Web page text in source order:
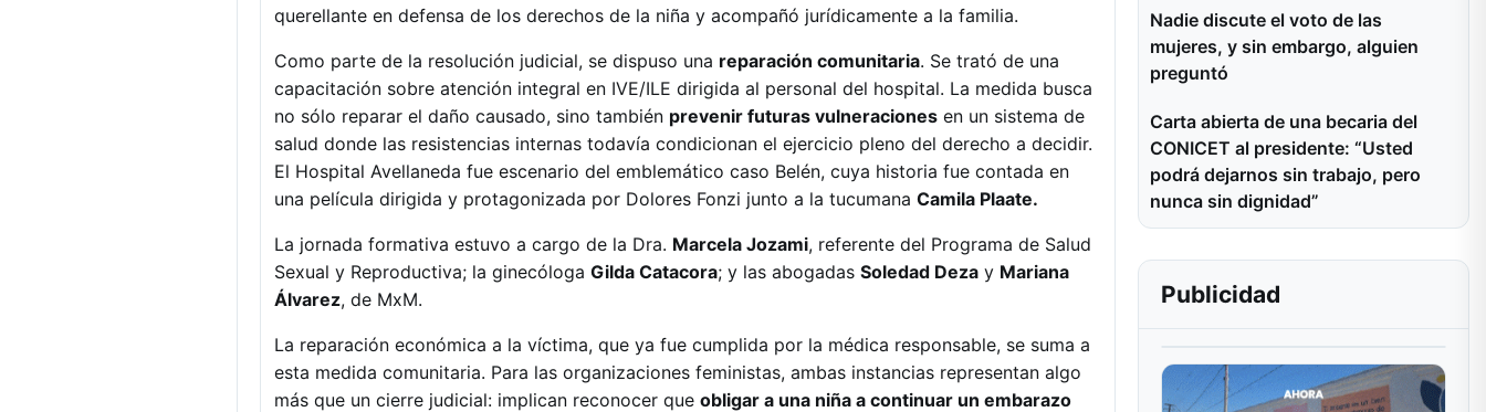
querellante en defensa de los derechos de la niña y acompañó jurídicamente a la familia.
Como parte de la resolución judicial, se dispuso una reparación comunitaria. Se trató de una
capacitación sobre atención integral en IVE/ILE dirigida al personal del hospital. La medida busca
no sólo reparar el daño causado, sino también prevenir futuras vulneraciones en un sistema de
salud donde las resistencias internas todavía condicionan el ejercicio pleno del derecho a decidir.
El Hospital Avellaneda fue escenario del emblemático caso Belén, cuya historia fue contada en
una película dirigida y protagonizada por Dolores Fonzi junto a la tucumana Camila Plaate.
La jornada formativa estuvo a cargo de la Dra. Marcela Jozami, referente del Programa de Salud
Sexual y Reproductiva; la ginecóloga Gilda Catacora; y las abogadas Soledad Deza y Mariana
Álvarez, de MxM.
La reparación económica a la víctima, que ya fue cumplida por la médica responsable, se suma a
esta medida comunitaria. Para las organizaciones feministas, ambas instancias representan algo
más que un cierre judicial: implican reconocer que obligar a una niña a continuar un embarazo
Nadie discute el voto de las
mujeres, y sin embargo, alguien
preguntó
Carta abierta de una becaria del
CONICET al presidente: “Usted
podrá dejarnos sin trabajo, pero
nunca sin dignidad”
Publicidad